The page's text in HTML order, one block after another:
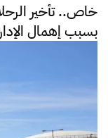
خاص.. تأخير
بسبب إهمال